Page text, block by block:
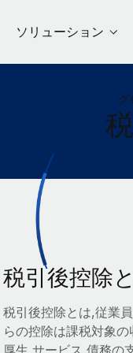
ソリューション
税引後控除
税引後控除とは,従業
らの控除は課税対象
厚生,サービス,債務の